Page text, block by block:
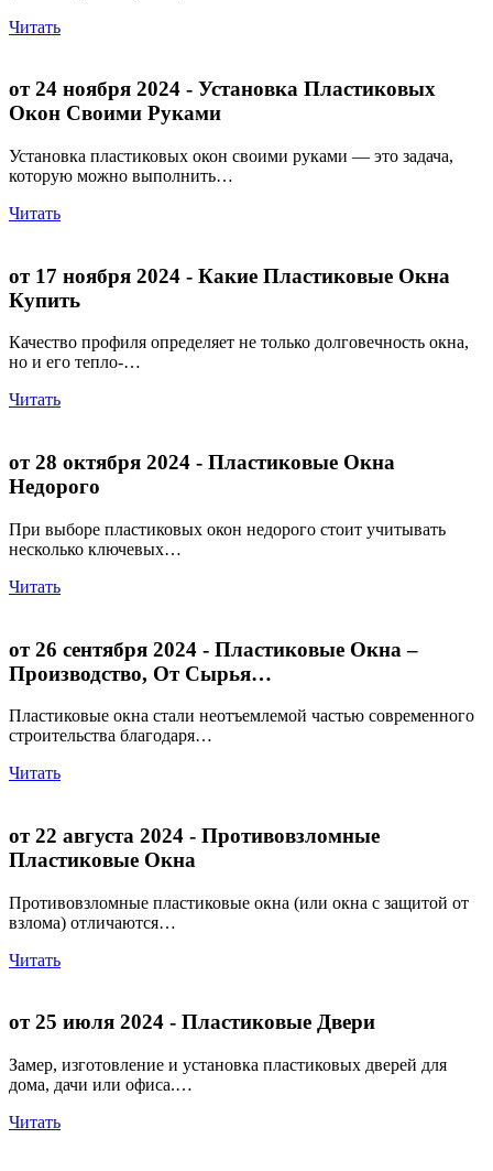
Читать
от 24 ноября 2024 - Установка Пластиковых
Окон Своими Руками
Установка пластиковых окон своими руками — это задача,
которую можно выполнить…
Читать
от 17 ноября 2024 - Какие Пластиковые Окна
Купить
Качество профиля определяет не только долговечность окна,
но и его тепло-…
Читать
от 28 октября 2024 - Пластиковые Окна
Недорого
При выборе пластиковых окон недорого стоит учитывать
несколько ключевых…
Читать
от 26 сентября 2024 - Пластиковые Окна –
Производство, От Сырья…
Пластиковые окна стали неотъемлемой частью современного
строительства благодаря…
Читать
от 22 августа 2024 - Противовзломные
Пластиковые Окна
Противовзломные пластиковые окна (или окна с защитой от
взлома) отличаются…
Читать
от 25 июля 2024 - Пластиковые Двери
Замер, изготовление и установка пластиковых дверей для
дома, дачи или офиса.…
Читать